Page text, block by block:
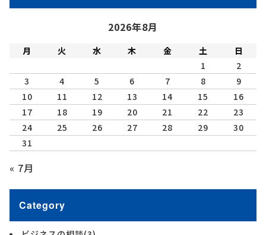
2026年8月
月 火 水 木 金 土
日
1
2
3
4 5 6 7 8
9
10
11 12 13 14 15
16
17
18 19 20 21 22
23
24
25 26 27 28 29
30
31
« 7月
Category